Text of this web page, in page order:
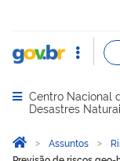
Abrir menu
Centro Nacional
Desastres
Você está aqui:
Página Inicial
Assuntos